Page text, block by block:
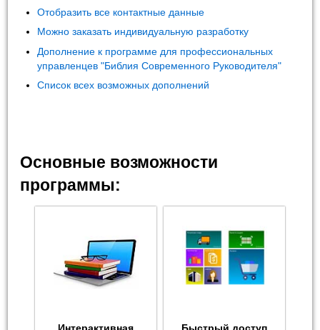
Отобразить все контактные данные
Можно заказать индивидуальную разработку
Дополнение к программе для профессиональных
управленцев "Библия Современного Руководителя"
Список всех возможных дополнений
Основные возможности
программы: